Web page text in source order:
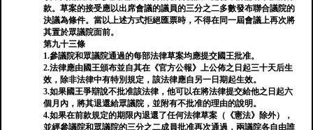
款。草案的接受應以出席會議的議員的三分之二多數發布聯合議院的
決議為條件。當以上述方式拒絕匯票時，不得在同一屆會議上再次將
其置於眾議院面前。
第九十三條
1.參議院和眾議院通過的每部法律草案均應提交國王批准。
2.法律應由國王頒布並自其在《官方公報》上公佈之日起三十天后生
效，除非法律中有特別規定，該法律應自另一日期起生效。
3.如果國王爭辯說不批准該法律，他可以在將法律提交給他之日起六
個月內，將其退還給眾議院，並附有不批准的理由的說明。
4.如果在前款規定的期限內退還了任何法律草案（《憲法》除外），
並經參議院和眾議院的三分之二成員批准再次通過，兩議院各自由誰